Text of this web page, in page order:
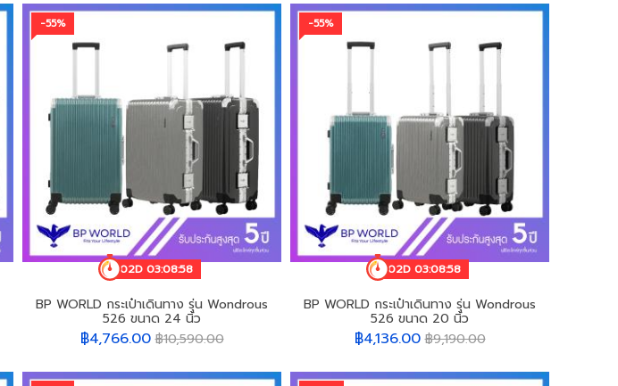
-55%
02D 03:08:55
BP WORLD กระเป๋าเดินทาง รุ่น Wondrous
526 ขนาด 24 นิ้ว
฿4,766.00 ฿10,590.00
-55%
02D 03:08:55
BP WORLD กระเป๋าเดินทาง รุ่น Wondrous
526 ขนาด 20 นิ้ว
฿4,136.00 ฿9,190.00